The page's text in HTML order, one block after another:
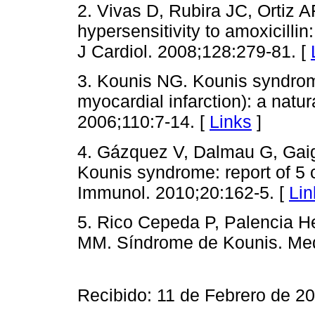
2. Vivas D, Rubira JC, Ortiz
hypersensitivity to
J Cardiol. 2008;128:279-81. [
3. Kounis NG. Kounis
myocardial infarction): a
2006;110:7-14. [ Links ]
4. Gázquez V, Dalmau G,
Kounis syndrome: report of
Immunol. 2010;20:162-5. [
5. Rico Cepeda P, Palencia
MM. Síndrome de Kounis.
Recibido: 11 de Febrero de